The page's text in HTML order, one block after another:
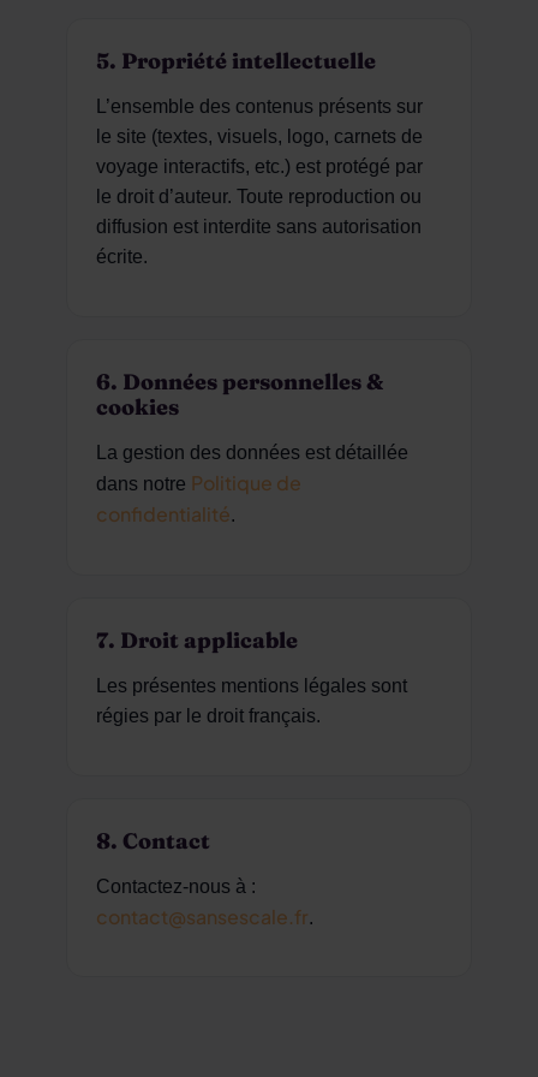
5. Propriété intellectuelle
L’ensemble des contenus présents sur
le site (textes, visuels, logo, carnets de
voyage interactifs, etc.) est protégé par
le droit d’auteur. Toute reproduction ou
diffusion est interdite sans autorisation
écrite.
6. Données personnelles &
cookies
La gestion des données est détaillée
dans notre Politique de
confidentialité.
7. Droit applicable
Les présentes mentions légales sont
régies par le droit français.
8. Contact
Contactez-nous à :
contact@sansescale.fr.